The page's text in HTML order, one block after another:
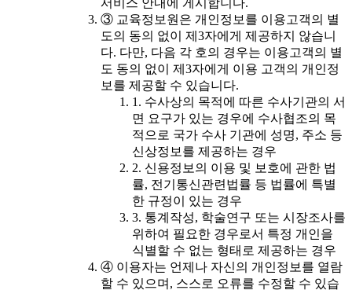
서비스 안내에 게시합니다.
③ 교육정보원은 개인정보를 이용고객의 별
도의 동의 없이 제3자에게 제공하지 않습니
다. 다만, 다음 각 호의 경우는 이용고객의 별
도 동의 없이 제3자에게 이용 고객의 개인정
보를 제공할 수 있습니다.
1. 수사상의 목적에 따른 수사기관의 서
면 요구가 있는 경우에 수사협조의 목
적으로 국가 수사 기관에 성명, 주소 등
신상정보를 제공하는 경우
2. 신용정보의 이용 및 보호에 관한 법
률, 전기통신관련법률 등 법률에 특별
한 규정이 있는 경우
3. 통계작성, 학술연구 또는 시장조사를
위하여 필요한 경우로서 특정 개인을
식별할 수 없는 형태로 제공하는 경우
④ 이용자는 언제나 자신의 개인정보를 열람
할 수 있으며, 스스로 오류를 수정할 수 있습